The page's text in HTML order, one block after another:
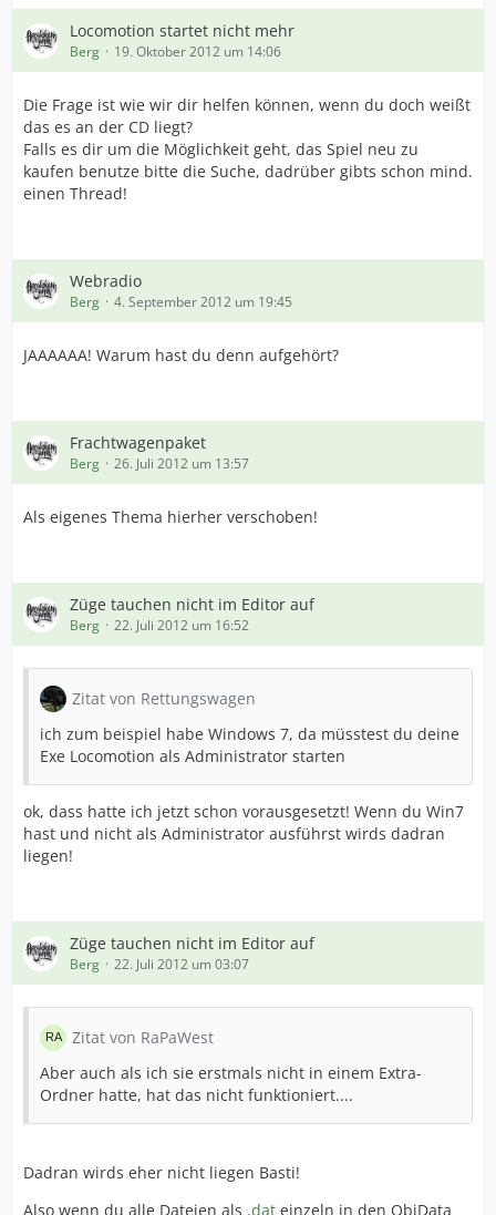
Locomotion startet nicht mehr
Berg 19. Oktober 2012 um 14:06
Die Frage ist wie wir dir helfen können, wenn du doch weißt
das es an der CD liegt?
Falls es dir um die Möglichkeit geht, das Spiel neu zu
kaufen benutze bitte die Suche, dadrüber gibts schon mind.
einen Thread!
Webradio
Berg 4. September 2012 um 19:45
JAAAAAA! Warum hast du denn aufgehört?
Frachtwagenpaket
Berg 26. Juli 2012 um 13:57
Als eigenes Thema hierher verschoben!
Züge tauchen nicht im Editor auf
Berg 22. Juli 2012 um 16:52
Zitat von Rettungswagen
ich zum beispiel habe Windows 7, da müsstest du deine
Exe Locomotion als Administrator starten
ok, dass hatte ich jetzt schon vorausgesetzt! Wenn du Win7
hast und nicht als Administrator ausführst wirds dadran
liegen!
Züge tauchen nicht im Editor auf
Berg 22. Juli 2012 um 03:07
Zitat von RaPaWest
Aber auch als ich sie erstmals nicht in einem Extra-
Ordner hatte, hat das nicht funktioniert....
Dadran wirds eher nicht liegen Basti!
Also wenn du alle Dateien als .dat einzeln in den ObjData